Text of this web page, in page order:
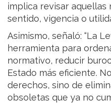
implica revisar aquellas
sentido, vigencia o
Asimismo, señaló: “La
herramienta para
normativo, reducir
Estado más eficiente.
derechos, sino de
obsoletas que ya no